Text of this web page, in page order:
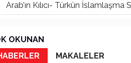
Arab’ın Kılıcı- Türkün İslamlaşma
Beyaz Acı
Rhodıapolıs:Kumluca Ovasına
OKUNAN
MAKALELER